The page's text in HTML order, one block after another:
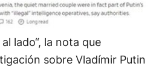
lado“, la nota que
sobre Vladímir Putin